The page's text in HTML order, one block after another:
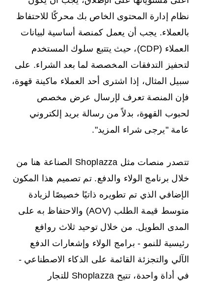
نظام إدارة المحتوى الخاص بك محركًا للاحتفاظ
بالعملاء. يجب أن يعمل كمنصة أساسية لبيانات
العملاء (CDP)، حيث يتتبع سلوك المستخدم
لتحفيز التدفقات المخصصة لما بعد الشراء. على
سبيل المثال، إذا اشترى أحد العملاء ماكينة قهوة،
فإن المنصة تعرف لإرسال عرض مخصص
لحبوب القهوة، بدلاً من رسالة بريد إلكتروني
عامة "يرجى شراء المزيد".
تتصدر منصات مثل Shoplazza الصناعة هنا من
خلال برنامج الولاء والدفع. تم تصميم هذا المكون
الإضافي الذي تم تطويره ذاتيًا خصيصًا لزيادة
متوسط قيمة الطلب (AOV) والاحتفاظ به على
المدى الطويل. من خلال توحيد ثلاث روافع
رئيسية للنمو - برامج الولاء وإشعارات الدفع
الآلي والتجزئة القائمة على الذكاء الاصطناعي -
في أداة واحدة، تتيح Shoplazza للتجار